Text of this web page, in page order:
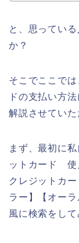
と、思ってい
か？
そこでここで
ドの支払い方
解説させていた
まず、最初に
ットカード 使
クレジットカ
ラー】【オー
風に検索をして